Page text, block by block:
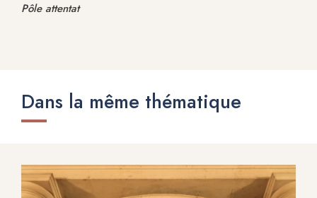
Pôle attentat
Dans la même thématique